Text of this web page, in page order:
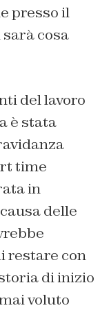
presso il
cosa
del lavoro
è stata
time
in
delle
restare con
di inizio
voluto